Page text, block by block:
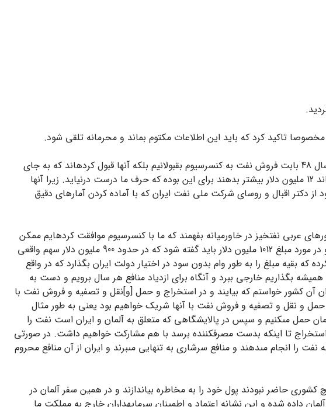
تاکید کرد که باید این اطلاعات مکتوم بماند و محرمانه تلقى شود.
آقاى هویدا درباره مذاکرات نفت گفت نه تنها ما توانستیم نظر شاهنشاه و دولت را درباره تامین مبلغ /1000 ملیون دلار در سال 48 بابت فروش نفت به کنسرسیوم بقبولانیم بلکه آنها قبول کرده‏اند که به جاى
1000 ملیون دلار مبلغ 1012 ملیون دلار در سال 48 به ما بپردازند. هویدا به طور شوخى افزود علت اینکه آنها حتى قبول کرده‏اند 12 ملیون دلار بیشتر بدهند براى این بوده که حرف ما درست درنیاید. زیرا آنها
ضمن صحبت‏هاى خود از دکتر اقبال و روساى شرکت ملى نفت ایران که با آماده کردن آمارهاى دقیق
عربى نفت‏خیز در خاورمیانه بفهمند که ما با کنسرسیوم موافقت کرده‏ایم ممکن
است آنها هم شرکت‏هاى نفتى را تحت فشار قرار دهند و در نتیجه شرکت‏هاى مزبور نتوانند آنطور که باید سهم ما را بالا ببرند و در مورد مبلغ 1012 ملیون دلار باید گفته شود که در حدود 900 ملیون دلار سهم واقعى
کرده که بقیه مبلغ را به طور وام بدون سود در اختیار دولت ایران بگذارد که در واقع
بگذاریم خارجى ببرد و آنگاه براى ازدیاد منافع هر سال برویم و دست به
آن کشور خواستم که بیایند و در استخراج و حمل [و]نقل و تصفیه و فروش نفت با
حمل و نقل و تصفیه و فروش نفت با آنها شریک خواهیم بود یعنى به طور مثال
حمل مى‏کنیم و سپس در پالایشگاهى که متعلق به آلمان و ایران است نفت را
استخراج تا اینکه بدست مصرف‏کننده برسد با هم مشارکت خواهیم داشت. در صورتى
را انجام مى‏دهند و منافع سرشارى به تنهایى مى‏برند و ایران از آن منافع محروم
کشورى حاضر نبودند پول خود را به مخاطره بیاندازند و در همین سفر آلمان در
طرف آلمان داده شده و این نشانه اعتماد و اطمینان سرمایه‏داران خارج به مملکت ما